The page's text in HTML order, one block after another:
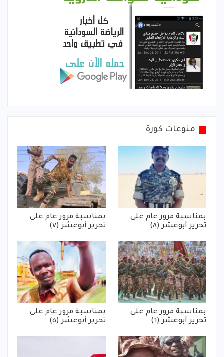
منوعات كورة
بمناسبة مرور عام على
تحرير أبوعشر (٨)
بمناسبة مرور عام على
تحرير أبوعشر (٧)
بمناسبة مرور عام على
تحرير أبوعشر (٦)
بمناسبة مرور عام على
تحرير أبوعشر (٥)